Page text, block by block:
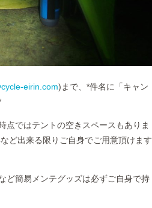
eirin.com)まで、*件名に「キャン
点ではテントの空きスペースもありま
ど出来る限りご自身でご用意頂けます
ど簡易メンテグッズは必ずご自身で持